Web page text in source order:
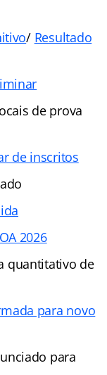
/ Resultado
de prova
de inscritos
2026
quantitativo de
para novo
para